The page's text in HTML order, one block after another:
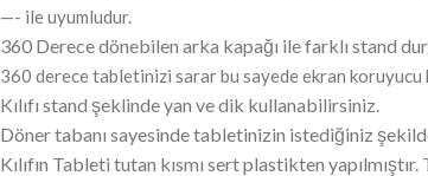
—- ile uyumludur.
360 Derece dönebilen arka kapağı ile farklı stand
360 derece tabletinizi sarar bu sayede ekran koruyucu
Kılıfı stand şeklinde yan ve dik kullanabilirsiniz.
Döner tabanı sayesinde tabletinizin istediğiniz
Kılıfın Tableti tutan kısmı sert plastikten